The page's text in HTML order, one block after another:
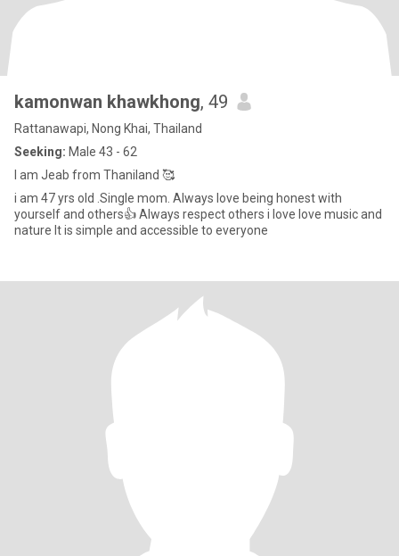
kamonwan khawkhong, 49
Rattanawapi, Nong Khai, Thailand
Seeking: Male 43 - 62
I am Jeab from Thaniland 🥰
i am 47 yrs old .Single mom. Always love being honest with
yourself and others👍 Always respect others i love love music and
nature It is simple and accessible to everyone